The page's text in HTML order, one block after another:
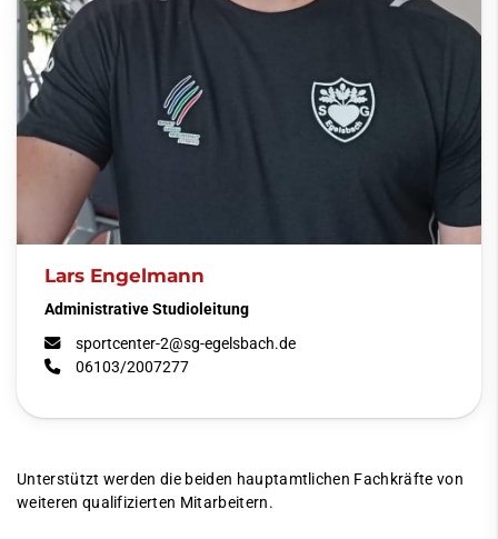
Lars Engelmann
Administrative Studioleitung
sportcenter-2@sg-egelsbach.de
06103/2007277
Unterstützt werden die beiden hauptamtlichen Fachkräfte von
weiteren qualifizierten Mitarbeitern.